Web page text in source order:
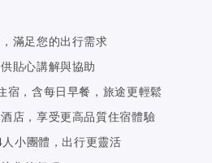
滿足您的出行需求
貼心講解與協助
宿，含每日早餐，旅途更輕鬆
店，享受更高品質住宿體驗
小團體，出行更靈活